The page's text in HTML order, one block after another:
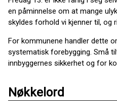
en påminnelse om at mange
skyldes forhold vi kjenner til, og
For kommunene handler dette
systematisk forebygging. Små
innbyggernes sikkerhet og for
Nøkkelord